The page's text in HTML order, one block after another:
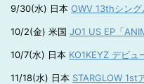
9/30(水) 日本 OWV 13thシン
10/2(金) 米国 JO1 US EP「
10/7(水) 日本 KO1KEYZ デビュ
11/18(水) 日本 STARGLOW 1st